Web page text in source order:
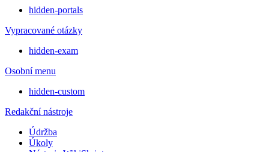
hidden-portals
Vypracované otázky
hidden-exam
Osobní menu
hidden-custom
Redakční nástroje
Údržba
Úkoly